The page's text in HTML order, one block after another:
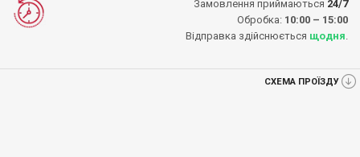
Замовлення приймаються 24/7
Обробка: 10:00 – 15:00
Відправка здійснюється щодня
СХЕМА ПРОЇЗДУ